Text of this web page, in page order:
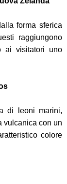
forma sferica
raggiungono
ai visitatori uno
di leoni marini,
vulcanica con un
colore